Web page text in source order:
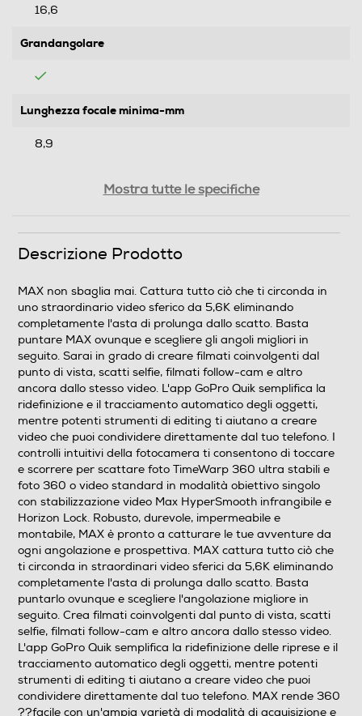
16,6
Grandangolare
Lunghezza focale minima-mm
8,9
Display
Touchscreen
Connessioni
Connessione HDMI
Tipo di HDMI
USB
Uscita audio
Uscita video
Mostra tutte le specifiche
Descrizione Prodotto
MAX non sbaglia mai. Cattura tutto ciò che ti circonda in
uno straordinario video sferico da 5,6K eliminando
completamente l'asta di prolunga dallo scatto. Basta
puntare MAX ovunque e scegliere gli angoli migliori in
seguito. Sarai in grado di creare filmati coinvolgenti dal
punto di vista, scatti selfie, filmati follow-cam e altro
ancora dallo stesso video. L'app GoPro Quik semplifica la
ridefinizione e il tracciamento automatico degli oggetti,
mentre potenti strumenti di editing ti aiutano a creare
video che puoi condividere direttamente dal tuo telefono. I
controlli intuitivi della fotocamera ti consentono di toccare
e scorrere per scattare foto TimeWarp 360 ultra stabili e
foto 360 o video standard in modalità obiettivo singolo
con stabilizzazione video Max HyperSmooth infrangibile e
Horizon Lock. Robusto, durevole, impermeabile e
montabile, MAX è pronto a catturare le tue avventure da
ogni angolazione e prospettiva. MAX cattura tutto ciò che
ti circonda in straordinari video sferici da 5,6K eliminando
completamente l'asta di prolunga dallo scatto. Basta
puntarlo ovunque e scegliere l'angolazione migliore in
seguito. Crea filmati coinvolgenti dal punto di vista, scatti
selfie, filmati follow-cam e altro ancora dallo stesso video.
L'app GoPro Quik semplifica la ridefinizione delle riprese e il
tracciamento automatico degli oggetti, mentre potenti
strumenti di editing ti aiutano a creare video che puoi
condividere direttamente dal tuo telefono. MAX rende 360
??facile con un'ampia varietà di modalità di acquisizione e